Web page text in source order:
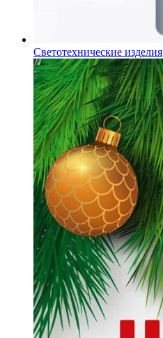
Светотехнические изделия